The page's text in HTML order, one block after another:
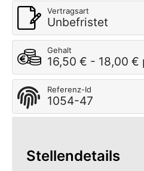
Vertragsart
Unbefristet
Gehalt
16,50 € - 18,00 €
Referenz-Id
1054-47
Stellendetails